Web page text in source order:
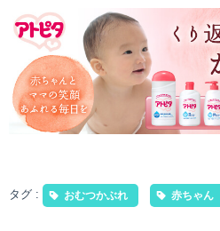
タグ : おむつかぶれ 赤ちゃん